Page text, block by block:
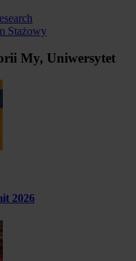
Stażowy
My, Uniwersytet
2026